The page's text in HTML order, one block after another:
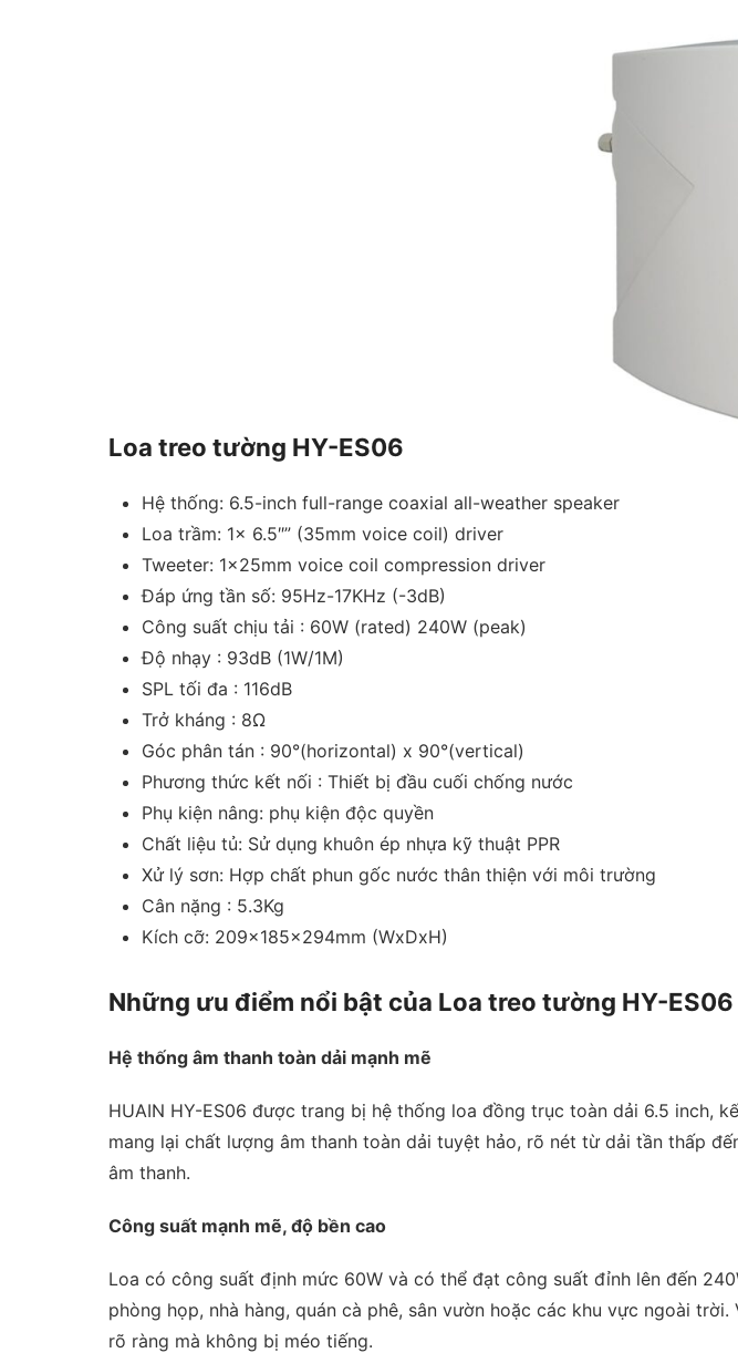
Loa treo tường HY-ES06
Hệ thống: 6.5-inch full-range coaxial all-weather speaker
Loa trầm: 1x 6.5″” (35mm voice coil) driver
Tweeter: 1x25mm voice coil compression driver
Đáp ứng tần số: 95Hz-17KHz (-3dB)
Công suất chịu tải : 60W (rated) 240W (peak)
Độ nhạy : 93dB (1W/1M)
SPL tối đa : 116dB
Trở kháng : 8Ω
Góc phân tán : 90°(horizontal) x 90°(vertical)
Phương thức kết nối : Thiết bị đầu cuối chống nước
Phụ kiện nâng: phụ kiện độc quyền
Chất liệu tủ: Sử dụng khuôn ép nhựa kỹ thuật PPR
Xử lý sơn: Hợp chất phun gốc nước thân thiện với môi trường
Cân nặng : 5.3Kg
Kích cỡ: 209x185x294mm (WxDxH)
Những ưu điểm nổi bật của Loa treo tường HY-ES06
Hệ thống âm thanh toàn dải mạnh mẽ
HUAIN HY-ES06 được trang bị hệ thống loa đồng trục toàn dải 6.5 inch,
mang lại chất lượng âm thanh toàn dải tuyệt hảo, rõ nét từ dải tần thấp
âm thanh.
Công suất mạnh mẽ, độ bền cao
Loa có công suất định mức 60W và có thể đạt công suất đỉnh lên đến
phòng họp, nhà hàng, quán cà phê, sân vườn hoặc các khu vực ngoài
rõ ràng mà không bị méo tiếng.